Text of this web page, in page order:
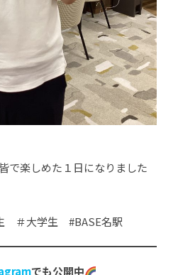
で楽しめた１日になりました
＃大学生 #BASE名駅
でも公開中